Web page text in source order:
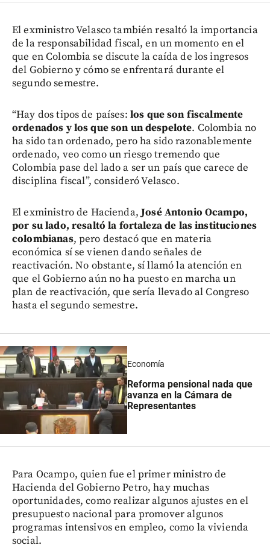
El exministro Velasco también resaltó la importancia
de la responsabilidad fiscal, en un momento en el
que en Colombia se discute la caída de los ingresos
del Gobierno y cómo se enfrentará durante el
segundo semestre.
“Hay dos tipos de países: los que son fiscalmente
ordenados y los que son un despelote. Colombia no
ha sido tan ordenado, pero ha sido razonablemente
ordenado, veo como un riesgo tremendo que
Colombia pase del lado a ser un país que carece de
disciplina fiscal”, consideró Velasco.
El exministro de Hacienda,José Antonio Ocampo,
por su lado, resaltó la fortaleza de las instituciones
colombianas, pero destacó que en materia
económica sí se vienen dando señales de
reactivación. No obstante, sí llamó la atención en
que el Gobierno aún no ha puesto en marcha un
plan de reactivación, que sería llevado al Congreso
hasta el segundo semestre.
Economía
Reforma pensional nada que
avanza en la Cámara de
Representantes
Para Ocampo, quien fue el primer ministro de
Hacienda del Gobierno Petro, hay muchas
oportunidades, como realizar algunos ajustes en el
presupuesto nacional para promover algunos
programas intensivos en empleo, como la vivienda
social.